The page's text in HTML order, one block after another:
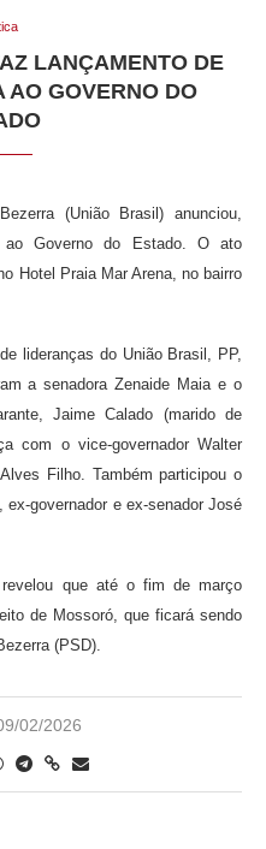
LANÇAMENTO DE
AO GOVERNO DO
(União Brasil) anunciou,
ao Governo do Estado. O ato
Hotel Praia Mar Arena, no bairro
lideranças do União Brasil, PP,
a senadora Zenaide Maia e o
Jaime Calado (marido de
com o vice-governador Walter
Filho. Também participou o
governador e ex-senador José
revelou que até o fim de março
de Mossoró, que ficará sendo
(PSD).
02/2026